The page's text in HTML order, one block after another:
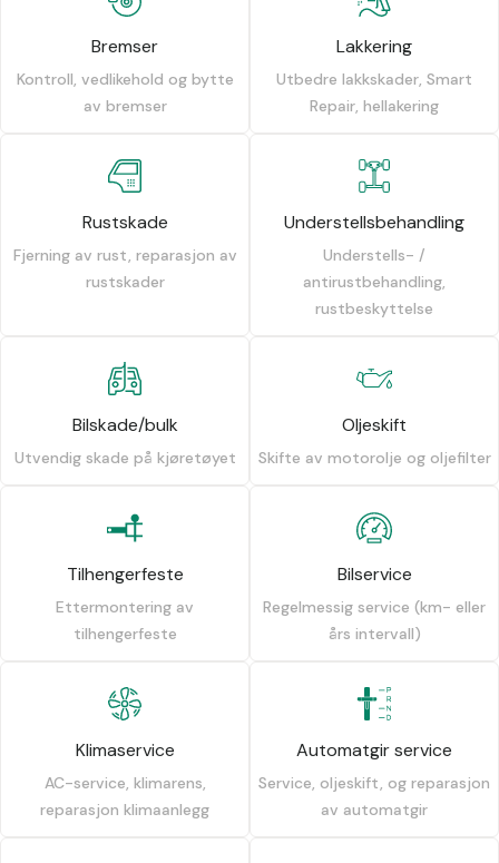
Bremser
Kontroll, vedlikehold og bytte
av bremser
Lakkering
Utbedre lakkskader, Smart
Repair, hellakering
Rustskade
Fjerning av rust, reparasjon av
rustskader
Understellsbehandling
Understells- /
antirustbehandling,
rustbeskyttelse
Bilskade/bulk
Utvendig skade på kjøretøyet
Oljeskift
Skifte av motorolje og oljefilter
Tilhengerfeste
Ettermontering av
tilhengerfeste
Bilservice
Regelmessig service (km- eller
års intervall)
Klimaservice
AC-service, klimarens,
reparasjon klimaanlegg
Automatgir service
Service, oljeskift, og reparasjon
av automatgir